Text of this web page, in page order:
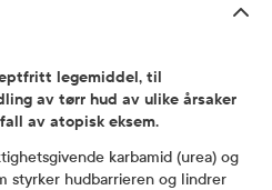
legemiddel, til
av tørr hud av ulike årsaker
av atopisk eksem.
karbamid (urea) og
styrker hudbarrieren og lindrer